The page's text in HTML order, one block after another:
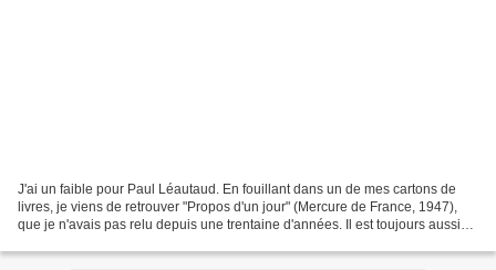
J'ai un faible pour Paul Léautaud. En fouillant dans un de mes cartons de
livres, je viens de retrouver "Propos d'un jour" (Mercure de France, 1947),
que je n'avais pas relu depuis une trentaine d'années. Il est toujours aussi